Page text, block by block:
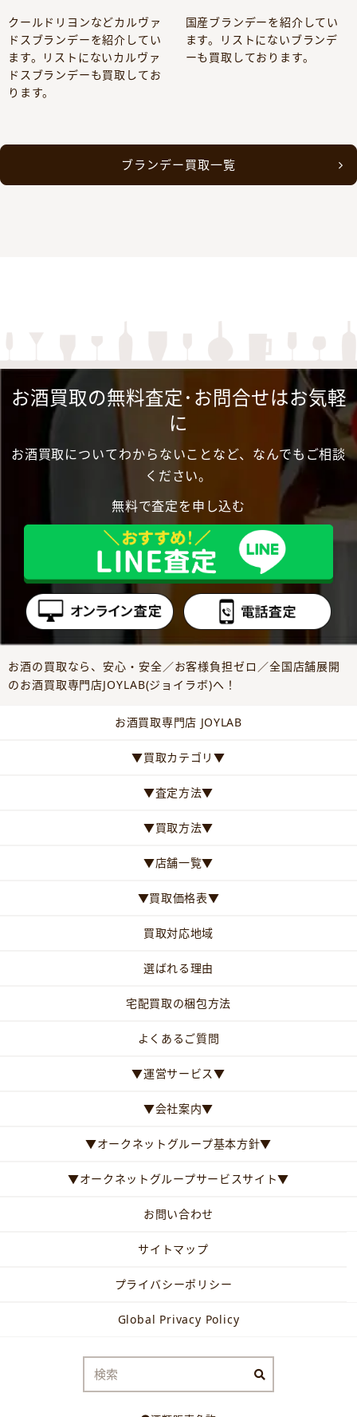
クールドリヨンなどカルヴァ
ドスブランデーを紹介してい
ます。リストにないカルヴァ
ドスブランデーも買取してお
ります。
国産ブランデーを紹介してい
ます。リストにないブランデ
ーも買取しております。
ブランデー買取一覧
お酒買取の無料査定･お問合せはお気軽
に
お酒買取についてわからないことなど、なんでもご相談
ください。
無料で査定を申し込む
お酒の買取なら、安心・安全／お客様負担ゼロ／全国店舗展開
のお酒買取専門店JOYLAB(ジョイラボ)へ！
お酒買取専門店 JOYLAB
▼買取カテゴリ▼
▼査定方法▼
▼買取方法▼
▼店舗一覧▼
▼買取価格表▼
買取対応地域
選ばれる理由
宅配買取の梱包方法
よくあるご質問
▼運営サービス▼
▼会社案内▼
▼オークネットグループ基本方針▼
▼オークネットグループサービスサイト▼
お問い合わせ
サイトマップ
プライバシーポリシー
Global Privacy Policy